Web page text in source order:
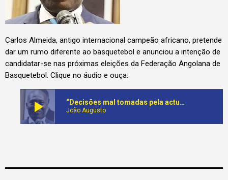
Carlos Almeida, antigo internacional campeão africano, pretende
dar um rumo diferente ao basquetebol e anunciou a intenção de
candidatar-se nas próximas eleições da Federação Angolana de
Basquetebol. Clique no áudio e ouça:
play_arrow “Decisões mal tomadas pela actual direcção da FAB levaram-me a candidatar-se à presidência” Carlos Almeida
João Augusto